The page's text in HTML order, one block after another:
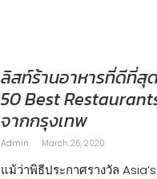
ลิสท์ร้านอาหารที่ดีที่สุด
50 Best
จากกรุงเทพ
Admin March 26, 2020
แม้ว่าพิธีประกาศรางวัล